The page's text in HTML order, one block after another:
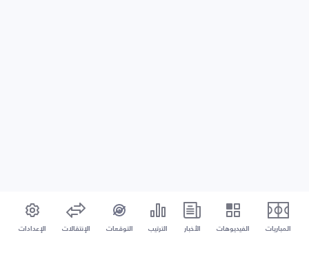
المباريات الفيديوهات الأخبار الترتيب التوقعات الإنتقالات الإعدادات